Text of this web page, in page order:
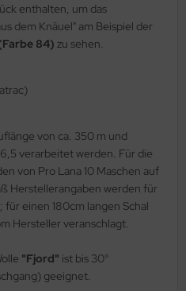
enthalten, um das
dem Knäuel" am Beispiel der
84) zu sehen.
von ca. 350 m und
verarbeitet werden. Für die
von Pro Lana 10 Maschen auf
Herstellerangaben werden für
einen 180cm langen Schal
Hersteller veranschlagt.
"Fjord" ist bis 30°
geeignet.